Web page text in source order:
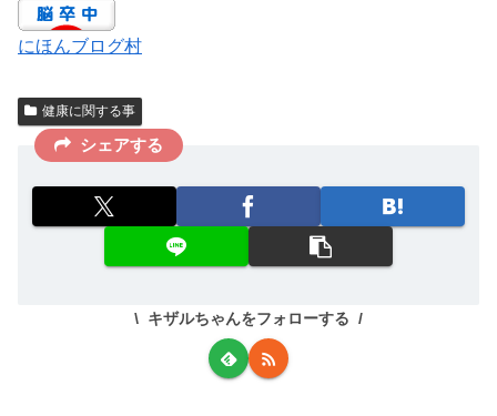
にほんブログ村
健康に関する事
シェアする
キザルちゃんをフォローする